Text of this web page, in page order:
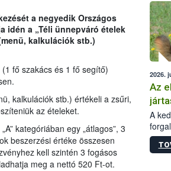
a negyedik Országos
idén a „Téli ünnepváró ételek
kalkulációk stb.)
fő szakács és 1 fő segítő)
kalkulációk stb.) értékeli a zsűri,
az ételeket.
kategóriában egy „átlagos”, 3
beszerzési értéke összesen
kell szintén 3 fogásos
meg a nettó 520 Ft-ot.
2026.
Az
A